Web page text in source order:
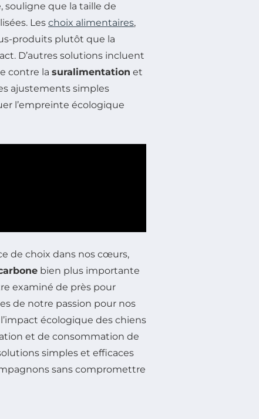
souligne que la taille de
Les choix alimentaires,
produits plutôt que la
D’autres solutions incluent
contre la suralimentation et
ajustements simples
l’empreinte écologique
de choix dans nos cœurs,
bien plus importante
examiné de près pour
de notre passion pour nos
écologique des chiens
et de consommation de
simples et efficaces
sans compromettre